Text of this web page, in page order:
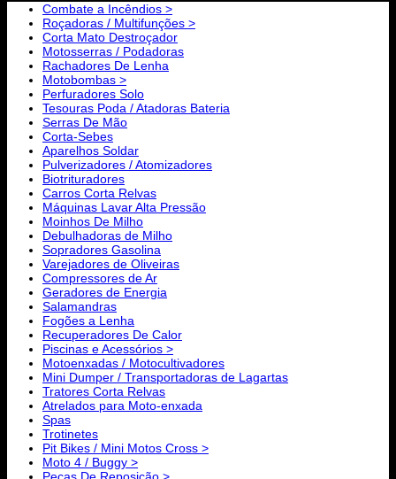
Combate a Incêndios >
Roçadoras / Multifunções >
Corta Mato Destroçador
Motosserras / Podadoras
Rachadores De Lenha
Motobombas >
Perfuradores Solo
Tesouras Poda / Atadoras Bateria
Serras De Mão
Corta-Sebes
Aparelhos Soldar
Pulverizadores / Atomizadores
Biotrituradores
Carros Corta Relvas
Máquinas Lavar Alta Pressão
Moinhos De Milho
Debulhadoras de Milho
Sopradores Gasolina
Varejadores de Oliveiras
Compressores de Ar
Geradores de Energia
Salamandras
Fogões a Lenha
Recuperadores De Calor
Piscinas e Acessórios >
Motoenxadas / Motocultivadores
Mini Dumper / Transportadoras de Lagartas
Tratores Corta Relvas
Atrelados para Moto-enxada
Spas
Trotinetes
Pit Bikes / Mini Motos Cross >
Moto 4 / Buggy >